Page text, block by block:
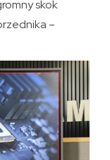
skok
–